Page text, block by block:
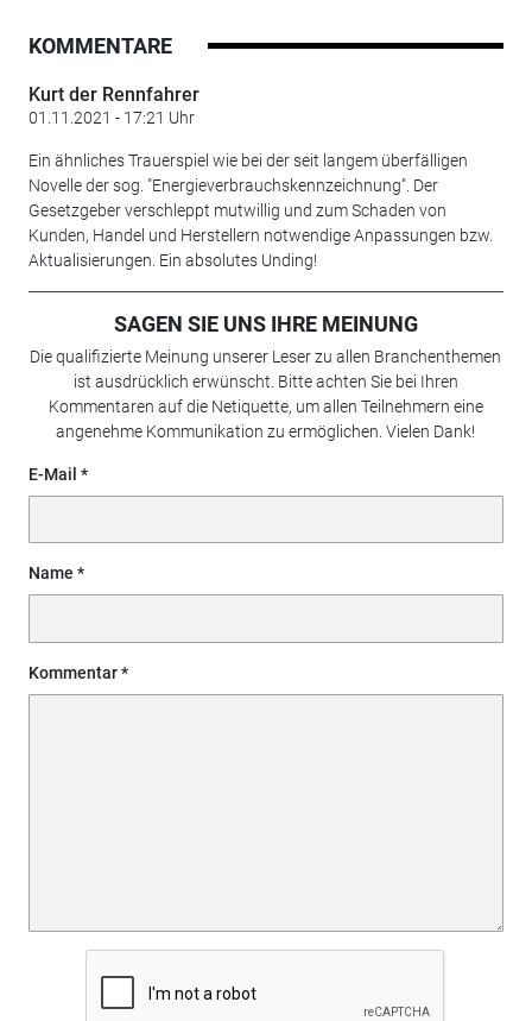
KOMMENTARE
Kurt der Rennfahrer
01.11.2021 - 17:21 Uhr
Ein ähnliches Trauerspiel wie bei der seit langem überfälligen
Novelle der sog. "Energieverbrauchskennzeichnung". Der
Gesetzgeber verschleppt mutwillig und zum Schaden von
Kunden, Handel und Herstellern notwendige Anpassungen bzw.
Aktualisierungen. Ein absolutes Unding!
SAGEN SIE UNS IHRE MEINUNG
Die qualifizierte Meinung unserer Leser zu allen Branchenthemen
ist ausdrücklich erwünscht. Bitte achten Sie bei Ihren
Kommentaren auf die Netiquette, um allen Teilnehmern eine
angenehme Kommunikation zu ermöglichen. Vielen Dank!
E-Mail
Name
Kommentar